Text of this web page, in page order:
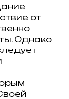
от
Однако